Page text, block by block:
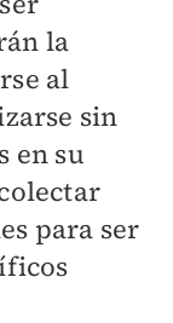
la
al
sin
en su
para ser